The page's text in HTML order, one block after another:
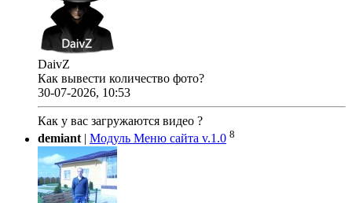
DaivZ
Как вывести количество фото?
30-07-2026, 10:53
Как у вас загружаются видео ?
demiant| Модуль Меню сайта v.1.0 8